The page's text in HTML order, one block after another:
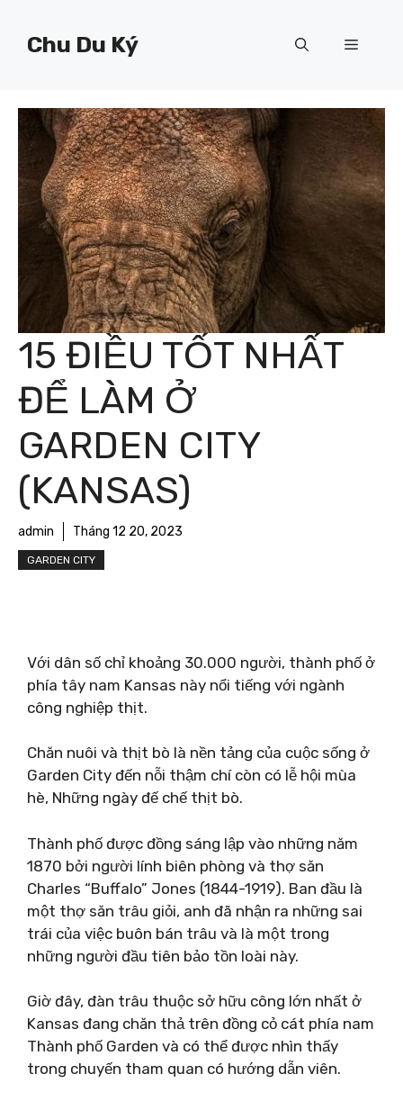
Chu Du Ký Menu
15 ĐIỀU TỐT NHẤT
ĐỂ LÀM Ở
GARDEN CITY
(KANSAS)
admin Tháng 12 20, 2023
GARDEN CITY
Với dân số chỉ khoảng 30.000 người, thành phố ở
phía tây nam Kansas này nổi tiếng với ngành
công nghiệp thịt.
Chăn nuôi và thịt bò là nền tảng của cuộc sống ở
Garden City đến nỗi thậm chí còn có lễ hội mùa
hè, Những ngày đế chế thịt bò.
Thành phố được đồng sáng lập vào những năm
1870 bởi người lính biên phòng và thợ săn
Charles “Buffalo” Jones (1844-1919). Ban đầu là
một thợ săn trâu giỏi, anh đã nhận ra những sai
trái của việc buôn bán trâu và là một trong
những người đầu tiên bảo tồn loài này.
Giờ đây, đàn trâu thuộc sở hữu công lớn nhất ở
Kansas đang chăn thả trên đồng cỏ cát phía nam
Thành phố Garden và có thể được nhìn thấy
trong chuyến tham quan có hướng dẫn viên.